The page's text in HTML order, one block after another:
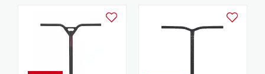
Ajouter à la liste d'achats Ajouter à